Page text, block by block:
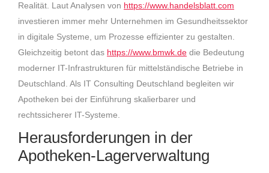
Realität. Laut Analysen von https://www.handelsblatt.com
investieren immer mehr Unternehmen im Gesundheitssektor
in digitale Systeme, um Prozesse effizienter zu gestalten.
Gleichzeitig betont das https://www.bmwk.de die Bedeutung
moderner IT-Infrastrukturen für mittelständische Betriebe in
Deutschland. Als IT Consulting Deutschland begleiten wir
Apotheken bei der Einführung skalierbarer und
rechtssicherer IT-Systeme.
Herausforderungen in der
Apotheken-Lagerverwaltung